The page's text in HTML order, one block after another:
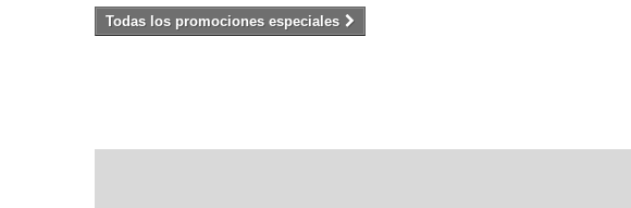
Todas los promociones especiales